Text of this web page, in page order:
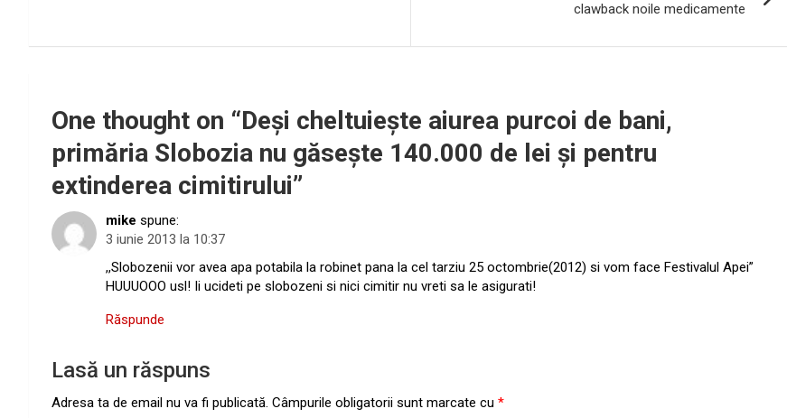
articole
clawback noile medicamente
One thought on “Deşi cheltuieşte aiurea purcoi de bani,
primăria Slobozia nu găseşte 140.000 de lei şi pentru
extinderea cimitirului”
mike spune:
3 iunie 2013 la 10:37
,,Slobozenii vor avea apa potabila la robinet pana la cel tarziu 25 octombrie(2012) si vom face Festivalul Apei”
HUUUOOO usl! Ii ucideti pe slobozeni si nici cimitir nu vreti sa le asigurati!
Răspunde
Lasă un răspuns
Adresa ta de email nu va fi publicată. Câmpurile obligatorii sunt marcate cu *